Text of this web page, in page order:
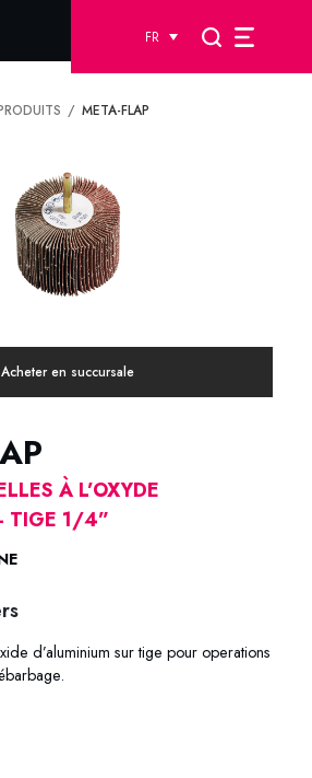
FR
META-FLAP
Acheter en succursale
À L’OXYDE
TIGE 1/4”
d’aluminium sur tige pour operations